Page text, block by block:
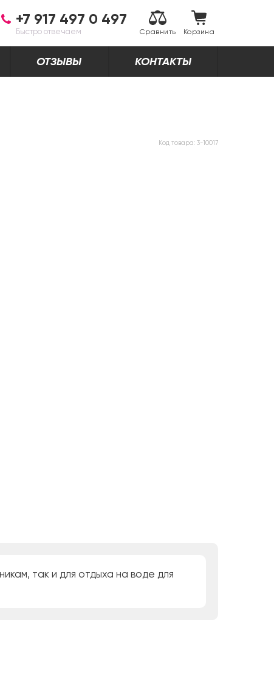
+7 917 497 0 497
Быстро отвечаем Сравнить Корзина
ОТЗЫВЫ КОНТАКТЫ
Код товара: 3-10017
так и для отдыха на воде для